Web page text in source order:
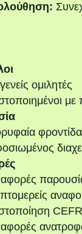
ομιλητές
με